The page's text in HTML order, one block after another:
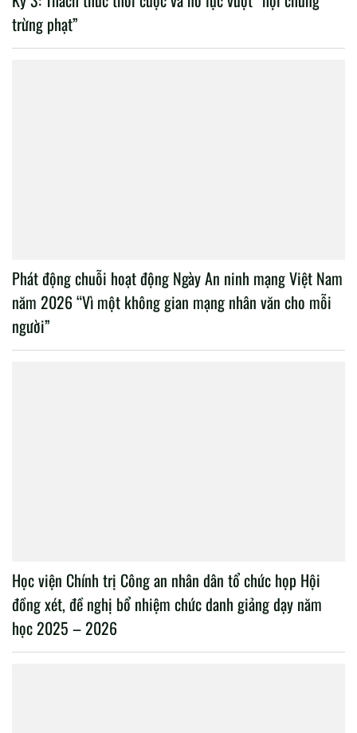
trừng phạt”
Phát động chuỗi hoạt động Ngày An ninh mạng Việt Nam
năm 2026 “Vì một không gian mạng nhân văn cho mỗi
người”
Học viện Chính trị Công an nhân dân tổ chức họp Hội
đồng xét, đề nghị bổ nhiệm chức danh giảng dạy năm
học 2025 – 2026